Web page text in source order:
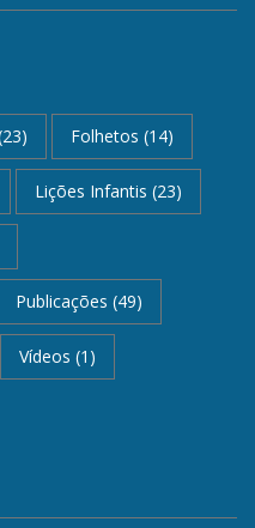
Folhetos (14)
Lições Infantis (23)
Publicações (49)
Vídeos (1)